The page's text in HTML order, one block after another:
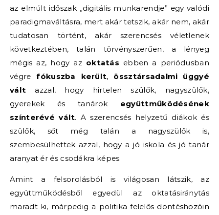
az elmúlt időszak „digitális munkarendje” egy valódi
paradigmaváltásra, mert akár tetszik, akár nem, akár
tudatosan történt, akár szerencsés véletlenek
következtében, talán törvényszerűen, a lényeg
mégis az, hogy az oktatás ebben a periódusban
végre fókuszba került, össztársadalmi üggyé
váltazzal, hogy hirtelen szülők, nagyszülők,
gyerekek és tanárok együttműködésének
színterévé vált. A szerencsés helyzetű diákok és
szülők, sőt még talán a nagyszülők is,
szembesülhettek azzal, hogy a jó iskola és jó tanár
aranyat ér és csodákra képes.
Amint a felsorolásból is világosan látszik, az
együttműködésből egyedül az oktatásiránytás
maradt ki, márpedig a politika felelős döntéshozóin